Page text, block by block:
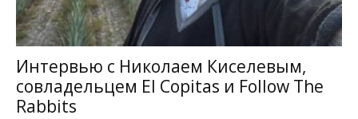
Интервью с Николаем Киселевым,
совладельцем El Copitas и Follow The
Rabbits